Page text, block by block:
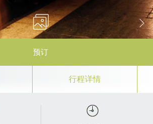
行程详情
预订